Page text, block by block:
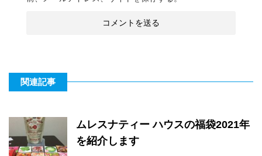
関連記事
ムレスナティー ハウスの福袋2021年
を紹介します